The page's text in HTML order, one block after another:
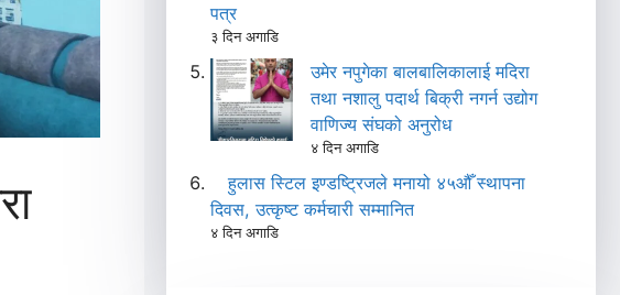
पत्र
३ दिन अगाडि
उमेर नपुगेका बालबालिकालाई मदिरा
तथा नशालु पदार्थ बिक्री नगर्न उद्योग
वाणिज्य संघको अनुरोध
४ दिन अगाडि
हुलास स्टिल इण्डष्ट्रिजले मनायो ४५औँ स्थापना
दिवस, उत्कृष्ट कर्मचारी सम्मानित
४ दिन अगाडि